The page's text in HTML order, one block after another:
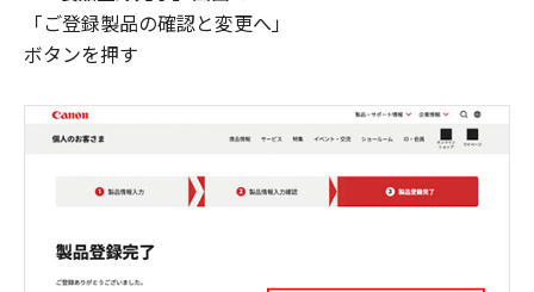
「ご登録製品の確認と変更へ」
ボタンを押す